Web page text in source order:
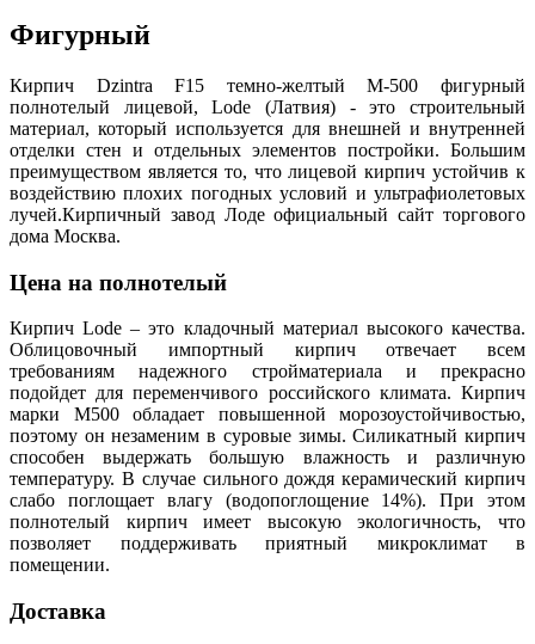
Фигурный
Кирпич Dzintra F15 темно-желтый М-500 фигурный
полнотелый лицевой, Lode (Латвия) - это строительный
материал, который используется для внешней и внутренней
отделки стен и отдельных элементов постройки. Большим
преимуществом является то, что лицевой кирпич устойчив к
воздействию плохих погодных условий и ультрафиолетовых
лучей.Кирпичный завод Лоде официальный сайт торгового
дома Москва.
Цена на полнотелый
Кирпич Lode – это кладочный материал высокого качества.
Облицовочный импортный кирпич отвечает всем
требованиям надежного стройматериала и прекрасно
подойдет для переменчивого российского климата. Кирпич
марки М500 обладает повышенной морозоустойчивостью,
поэтому он незаменим в суровые зимы. Силикатный кирпич
способен выдержать большую влажность и различную
температуру. В случае сильного дождя керамический кирпич
слабо поглощает влагу (водопоглощение 14%). При этом
полнотелый кирпич имеет высокую экологичность, что
позволяет поддерживать приятный микроклимат в
помещении.
Доставка